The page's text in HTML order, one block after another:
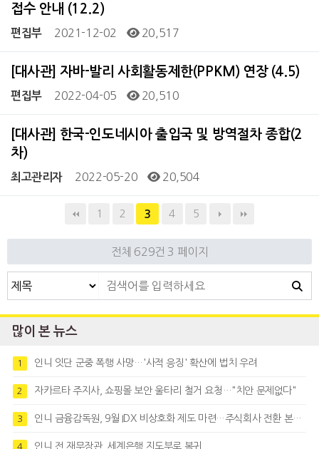
접수 안내 (12.2)
편집부 2021-12-02 20,517
[대사관] 자바-발리 사회활동제한(PPKM) 연장 (4.5)
편집부 2022-04-05 20,510
[대사관] 한국-인도네시아 출입국 및 방역절차 종합(2
차)
최고관리자 2022-05-20 20,504
1 2 3 4 5
전체 629건 3 페이지
많이 본 뉴스
1 인니 잇단 군중 폭행 사망…'사적 응징' 확산에 법치 우려
2 자카르타 주지사, 쇼핑몰 보안 울타리 철거 요청…"치안 문제없다"
3 인니 금융감독원, 9월 IDX 비상호화 제도 마련…주식회사 전환 본격화
4 인니 전 재무장관, 세계은행 지도부로 복귀